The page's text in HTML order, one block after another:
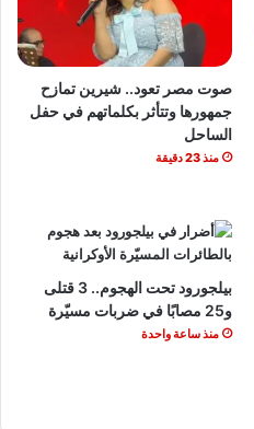
صوت مصر تعود.. شيرين تمازح
جمهورها وتتأثر بكلماتهم في حفل
الساحل
منذ 23 دقيقة
بيلجورود تحت الهجوم.. 3 قتلى
و25 مصابًا في ضربات مسيّرة
منذ ساعة واحدة